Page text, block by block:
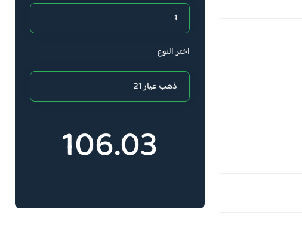
اختر النوع
106.03